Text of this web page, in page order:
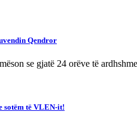
Qendror
se gjatë 24 orëve të
sotëm të VLEN-it!